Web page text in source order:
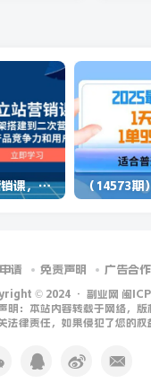
（13902期）独立站营销课，从框架搭建到二次营销，全面提升产品竞争力和用户忠诚度
请 免责声明 广告合作
© 2024 · 副业网 闽
明：本站内容转载于网络，
法律责任，如果侵犯了您的权